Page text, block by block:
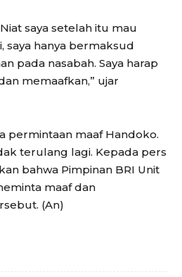
saya setelah itu mau
saya hanya bermaksud
pada nasabah. Saya harap
memaafkan,” ujar
permintaan maaf Handoko.
terulang lagi. Kepada pers
bahwa Pimpinan BRI Unit
maaf dan
(An)